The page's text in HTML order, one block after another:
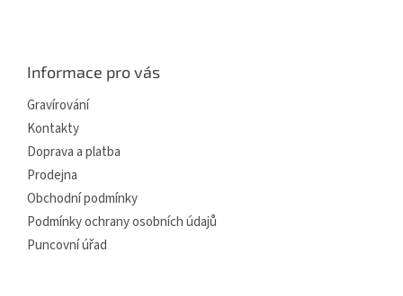
Informace pro vás
Gravírování
Kontakty
Doprava a platba
Prodejna
Obchodní podmínky
Podmínky ochrany osobních údajů
Puncovní úřad